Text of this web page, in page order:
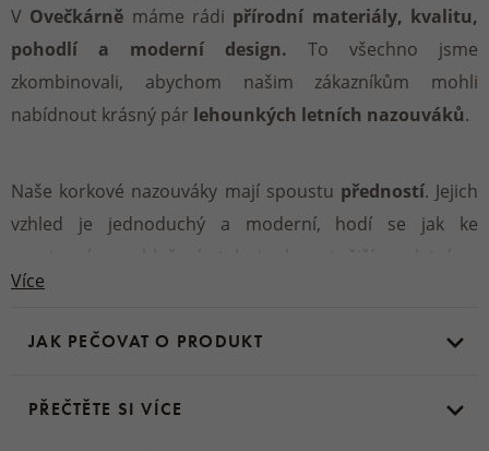
V Ovečkárně máme rádi přírodní materiály, kvalitu,
pohodlí a moderní design. To všechno jsme
zkombinovali, abychom našim zákazníkům mohli
nabídnout krásný pár lehounkých letních nazouváků.
Naše korkové nazouváky mají spoustu předností. Jejich
vzhled je jednoduchý a moderní, hodí se jak ke
sportovnímu oblečení, tak i elegantnějšímu letnímu
vzhledu.
přesně pro svou nohu a nehrozí, že by někomu byly moc
Více
JAK PEČOVAT O PRODUKT
PŘEČTĚTE SI VÍCE